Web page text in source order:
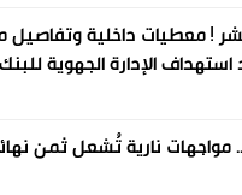
! معطيات داخلية وتفاصيل
استهداف الإدارة الجهوية
مواجهات نارية تُشعل ثمن